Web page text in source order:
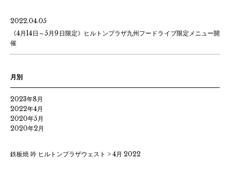
2022.04.05
《4月14日～5月9日限定》ヒルトンプラザ九州フードライブ限定メニュー開
催
月別
2023年8月
2022年4月
2020年5月
2020年2月
鉄板焼 吟 ヒルトンプラザウェスト > 4月 2022